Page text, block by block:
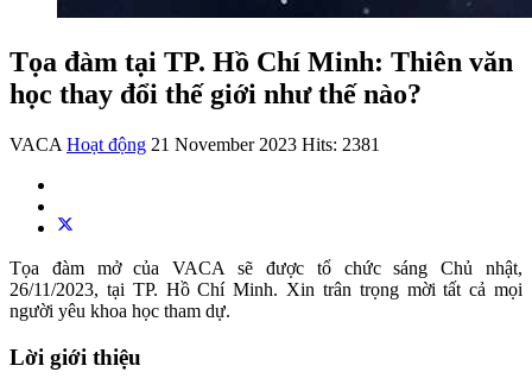
Tọa đàm tại TP. Hồ Chí Minh: Thiên văn
học thay đổi thế giới như thế nào?
VACA Hoạt động 21 November 2023 Hits: 2381
Tọa đàm mở của VACA sẽ được tổ chức sáng Chủ nhật,
26/11/2023, tại TP. Hồ Chí Minh. Xin trân trọng mời tất cả mọi
người yêu khoa học tham dự.
Lời giới thiệu